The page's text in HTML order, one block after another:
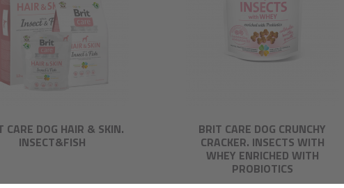
CARE DOG HAIR & SKIN.
INSECT&FISH
BRIT CARE DOG CRUNCHY
CRACKER. INSECTS WITH
WHEY ENRICHED WITH
PROBIOTICS